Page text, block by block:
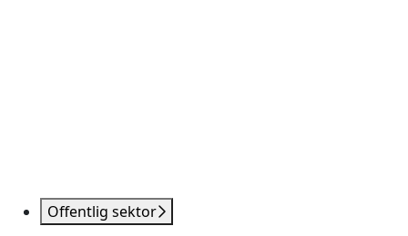
Offentlig sektor